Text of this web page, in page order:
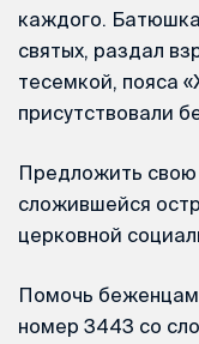
каждого.
святых, раздал
тесемкой, пояса
присутствовали
Предложить
сложившейся
церковной
Помочь
номер 3443 со